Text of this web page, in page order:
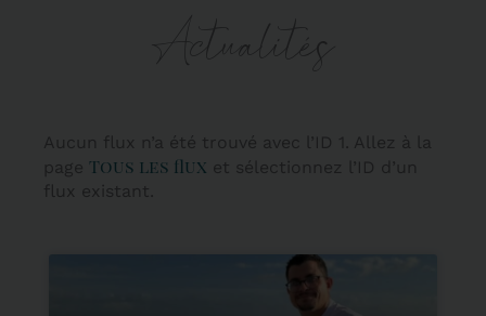
Actualités
Aucun flux n’a été trouvé avec l’ID 1. Allez à la
page Tous les flux et sélectionnez l’ID d’un
flux existant.